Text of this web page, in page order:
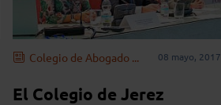
Colegio de Abogado ... 08 mayo, 2017
El Colegio de Jerez